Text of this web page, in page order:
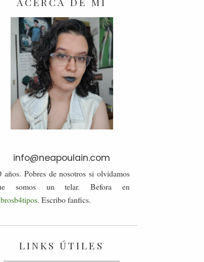
info@neapoulain.com
años. Pobres de nosotros si olvidamos
somos un telar. Befora en
. Escribo fanfics.
LINKS ÚTILES